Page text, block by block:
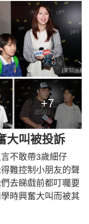
+7
大叫被投訴
不敢帶3歲細仔
難控制小朋友的聲
去睇戲前都叮囑要
時興奮大叫而被其